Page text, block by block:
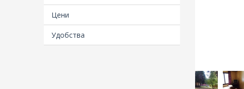
Цени
Удобства